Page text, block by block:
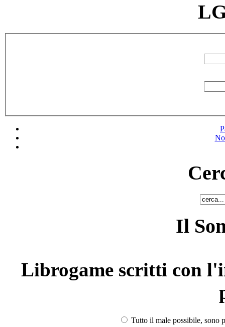
Il
Librogame scritti con
Tutto il male possibile, sono